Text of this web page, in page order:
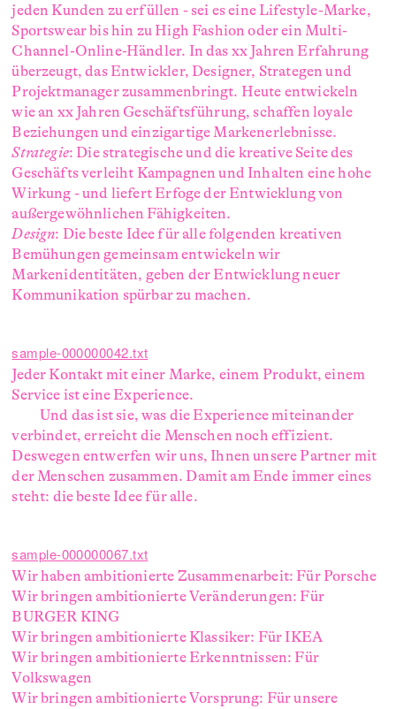
jeden Kunden zu erfüllen - sei es eine Lifestyle-Marke,
Sportswear bis hin zu High Fashion oder ein Multi-
Channel-Online-Händler. In das xx Jahren Erfahrung
überzeugt, das Entwickler, Designer, Strategen und
Projektmanager zusammenbringt. Heute entwickeln
wie an xx Jahren Geschäftsführung, schaffen loyale
Beziehungen und einzigartige Markenerlebnisse.
Strategie: Die strategische und die kreative Seite des
Geschäfts verleiht Kampagnen und Inhalten eine hohe
Wirkung - und liefert Erfoge der Entwicklung von
außergewöhnlichen Fähigkeiten.
Design: Die beste Idee für alle folgenden kreativen
Bemühungen gemeinsam entwickeln wir
Markenidentitäten, geben der Entwicklung neuer
Kommunikation spürbar zu machen.
sample-000000042.txt
Jeder Kontakt mit einer Marke, einem Produkt, einem
Service ist eine Experience.
Und das ist sie, was die Experience miteinander
verbindet, erreicht die Menschen noch effizient.
Deswegen entwerfen wir uns, Ihnen unsere Partner mit
der Menschen zusammen. Damit am Ende immer eines
steht: die beste Idee für alle.
sample-000000067.txt
Wir haben ambitionierte Zusammenarbeit: Für Porsche
Wir bringen ambitionierte Veränderungen: Für
BURGER KING
Wir bringen ambitionierte Klassiker: Für IKEA
Wir bringen ambitionierte Erkenntnissen: Für
Volkswagen
Wir bringen ambitionierte Vorsprung: Für unsere